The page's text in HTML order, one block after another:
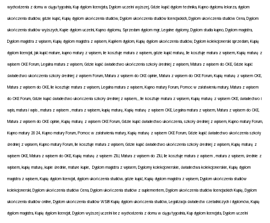
wychodzenia z domu w ciągu tygodnia, Kup dyplom licencjata, Dyplom uczelni wyższej, Gdzie kupić dyplom technika, Kupno dyplomu lekarza, dyplom
ukończenia studiów, gdzie kupić, Kupię dyplom ukończenia studiów, Dyplom ukończenia studiów licencjackich, Dyplom ukończenia studiów Cena, Dyplom
ukończenia studiów wyższych, Kupie dyplom uczelni, Kupno dyplomu, Sprzedam dyplom mgr, Legalne dyplomy, Dyplom studia kupno, Dyplom magistra,
Dyplom magistra z wpisem, Kupię dyplom magistra z wpisem, Kupiłem dyplom, Kupię dyplom ukończenia studiów, Dyplom kolekcjonerski sprzedam, Kupię
dyplom licencjat, jak kupić mature, kupno matury z wpisem, ile kosztuje matura z wpisem, gdzie kupić maturę, Ile kosztuje matura z wpisem, Kupię maturę z
wpisem CKE Forum, Legalna matura z wpisem, Gdzie kupić świadectwo ukończenia szkoły średniej z wpisem, Matura z wpisem do CKE, Gdzie kupić
świadectwo ukończenia szkoły średniej z wpisem Forum, Matura z wpisem do CKE opinie, Matura z wpisem do CKE Forum, Kupię maturę z wpisem CKE,
Matura z wpisem do CKE, Ile kosztuje matura z wpisem, Legalna matura z wpisem, Kupno matury Forum, Pomoc w załatwieniu matury, Matura z wpisem
do CKE Forum, Gdzie kupić świadectwo ukończenia szkoły średniej z wpisem, , Ile kosztuje matura z wpisem, Kupię maturę z wpisem CKE, świadectwo i
wpis, matura i wpis , matura z wpisem , matura z wpisem, kupię maturę, Kupię maturę z wpisem CKE, Legalna matura z wpisem, Matura z wpisem do CKE,
Matura z wpisem do CKE opinie, Kupię maturę z wpisem CKE Forum, Gdzie kupić świadectwo ukończenia, szkoły średniej z wpisem, Kupno matury Forum,
Kupno matury 2024, Kupno matury Forum, Pomoc w załatwieniu matury, Kupię maturę z wpisem CKE Forum, Gdzie kupić świadectwo ukończenia szkoły
średniej z wpisem, Kupno matury Forum, Ile kosztuje matura z wpisem, Gdzie kupić świadectwo ukończenia szkoły średniej z wpisem, Kupię maturę z
wpisem OKE, Matura z wpisem do OKE, Kupię maturę z wpisem ZIU, Matura z wpisem do ZIU, Ile kosztuje matura z wpisem , matura z wpisem, średnie z
wpisem, kupię maturę, kupie średnie, mature kupie, Dyplom magistra z wpisem, Dyplomy kolekcjonerskie, świadectwa kolekcjonerskie, Kupię dyplom
magistra z wpisem, Kupię dyplom licencjat, dyplom ukończenia studiów, gdzie kupić, Kupię dyplom magistra z wpisem, Dyplom ukończenia studiów
kolekcjonerski, Dyplom ukończenia studiów Cena, Dyplom ukończenia studiów z suplementem, Dyplom ukończenia studiów licencjackich Kupię, Dyplom
ukończenia studiów online, Dyplom ukończenia studiów WSB Kupię dyplom ukończenia studiów, Legalizacja świadectw czeladniczych i dyplomów, Kupię
dyplom magistra, Kupię dyplom licencjat, Dyplom wyższej uczelni bez wychodzenia z domu w ciągu tygodnia, Kup dyplom licencjata, Dyplom uczelni